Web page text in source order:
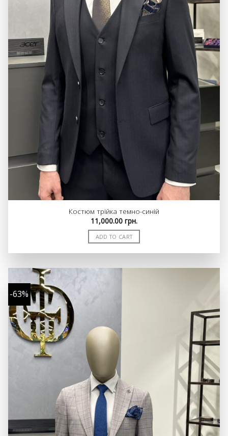
Костюм трійка темно-синій
11,000.00 грн.
ADD TO CART
-63%